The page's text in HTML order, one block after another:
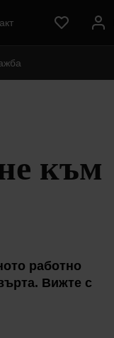
към
работно
Вижте с